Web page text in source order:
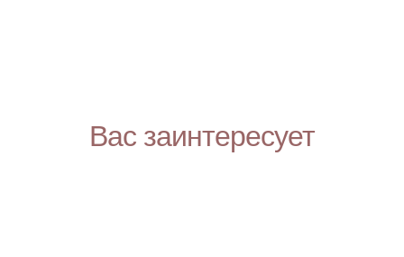
Вас заинтересует